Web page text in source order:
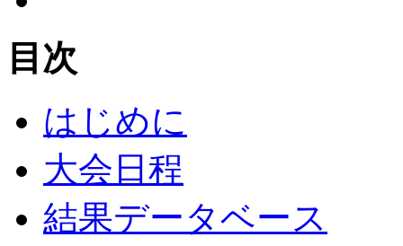
目次
はじめに
大会日程
結果データベース